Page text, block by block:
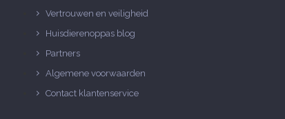
Vertrouwen en veiligheid
Huisdierenoppas blog
Partners
Algemene voorwaarden
Contact klantenservice